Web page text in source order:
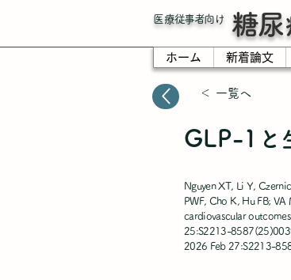
​医療従事者向け 糖尿
ホーム 新着論文
＜ 一覧へ
GLP-1と
Nguyen XT, Li Y,
PWF, Cho K, Hu FB;
cardiovascular
25:S2213-
2026 Feb 27:S2213-